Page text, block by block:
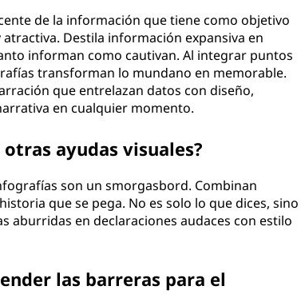
de la información que tiene como objetivo
Destila información expansiva en
informan como cautivan. Al integrar puntos
transforman lo mundano en memorable.
que entrelazan datos con diseño,
en cualquier momento.
ayudas visuales?
son un smorgasbord. Combinan
que se pega. No es solo lo que dices, sino
aburridas en declaraciones audaces con estilo
las barreras para el